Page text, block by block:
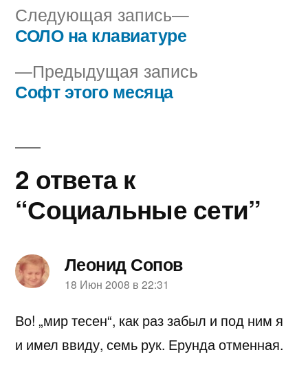
Навигация
по
записям
Предыдущая запись
Софт этого месяца
Следующая запись
Следующая
СОЛО на клавиатуре
2 ответа к
“Социальные сети”
Леонид Сопов
пишет:
18 Июн 2008 в 22:31
Во! „мир тесен“, как раз забыл и под ним я
и имел ввиду, семь рук. Ерунда отменная.